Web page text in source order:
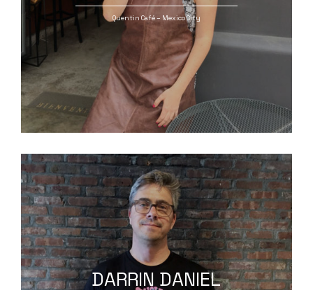
Quentin Café – Mexico City
DARRIN DANIEL